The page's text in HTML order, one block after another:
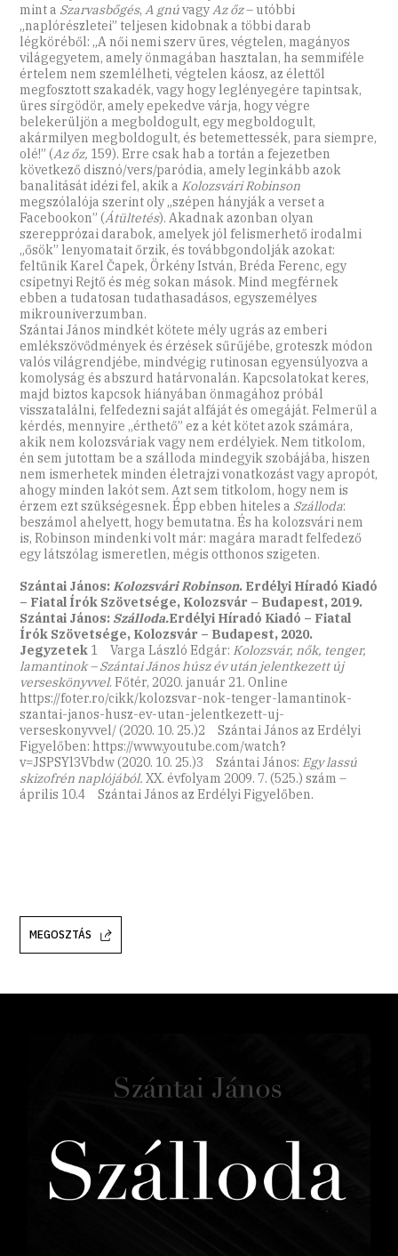
mint a Szarvasbőgés,A gnúvagyAz őz– utóbbi
„naplórészletei” teljesen kidobnak a többi darab
légköréből: „A női nemi szerv üres, végtelen, magányos
világegyetem, amely önmagában hasztalan, ha semmiféle
értelem nem szemlélheti, végtelen káosz, az élettől
megfosztott szakadék, vagy hogy leglényegére tapintsak,
üres sírgödör, amely epekedve várja, hogy végre
belekerüljön a megboldogult, egy megboldogult,
akármilyen megboldogult, és betemettessék, para siempre,
olé!” (Az őz, 159). Erre csak hab a tortán a fejezetben
következő disznó/vers/paródia, amely leginkább azok
banalitását idézi fel, akik a Kolozsvári Robinson
megszólalója szerint oly „szépen hányják a verset a
Facebookon” (Átültetés). Akadnak azonban olyan
szerepprózai darabok, amelyek jól felismerhető irodalmi
„ősök” lenyomatait őrzik, és továbbgondolják azokat:
feltűnik Karel Čapek, Örkény István, Bréda Ferenc, egy
csipetnyi Rejtő és még sokan mások. Mind megférnek
ebben a tudatosan tudathasadásos, egyszemélyes
mikrouniverzumban.
Szántai János mindkét kötete mély ugrás az emberi
emlékszövődmények és érzések sűrűjébe, groteszk módon
valós világrendjébe, mindvégig rutinosan egyensúlyozva a
komolyság és abszurd határvonalán. Kapcsolatokat keres,
majd biztos kapcsok hiányában önmagához próbál
visszatalálni, felfedezni saját alfáját és omegáját. Felmerül a
kérdés, mennyire „érthető” ez a két kötet azok számára,
akik nem kolozsváriak vagy nem erdélyiek. Nem titkolom,
én sem jutottam be a szálloda mindegyik szobájába, hiszen
nem ismerhetek minden életrajzi vonatkozást vagy apropót,
ahogy minden lakót sem. Azt sem titkolom, hogy nem is
érzem ezt szükségesnek. Épp ebben hiteles a Szálloda:
beszámol ahelyett, hogy bemutatna. És ha kolozsvári nem
is, Robinson mindenki volt már: magára maradt felfedező
egy látszólag ismeretlen, mégis otthonos szigeten.
Szántai János:Kolozsvári Robinson. Erdélyi Híradó Kiadó
– Fiatal Írók Szövetsége, Kolozsvár – Budapest, 2019.
Szántai János: Szálloda.Erdélyi Híradó Kiadó – Fiatal
Írók Szövetsége, Kolozsvár – Budapest, 2020.
Jegyzetek 1 Varga László Edgár: Kolozsvár, nők, tenger,
lamantinok – Szántai János húsz év után jelentkezett új
verseskönyvvel. Főtér, 2020. január 21. Online
https://foter.ro/cikk/kolozsvar-nok-tenger-lamantinok-
szantai-janos-husz-ev-utan-jelentkezett-uj-
verseskonyvvel/ (2020. 10. 25.)2 Szántai János az Erdélyi
Figyelőben: https://www.youtube.com/watch?
v=JSPSYl3Vbdw (2020. 10. 25.)3 Szántai János: Egy lassú
skizofrén naplójából.XX. évfolyam 2009. 7. (525.) szám –
április 10.4 Szántai János az Erdélyi Figyelőben.
MEGOSZTÁS